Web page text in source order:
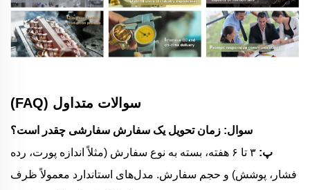
سوالات متداول (FAQ)
سوال: زمان تحویل یک سفارش سفارشی چقدر است؟
پ:
۳ تا ۶ هفته، بسته به نوع سفارش (مثلاً اندازه پورت، رده
فشار، پوشش) و حجم سفارش. مدل‌های استاندارد معمولاً ظرف